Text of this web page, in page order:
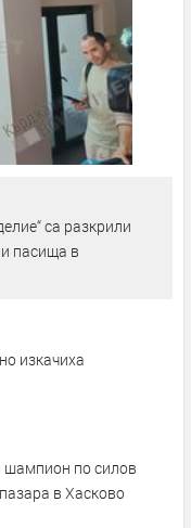
са разкрили
пасища в
шампион по силов
в Хасково